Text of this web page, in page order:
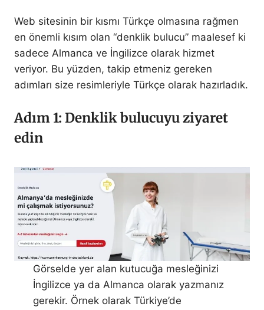
Web sitesinin bir kısmı Türkçe olmasına rağmen
en önemli kısım olan “denklik bulucu” maalesef ki
sadece Almanca ve İngilizce olarak hizmet
veriyor. Bu yüzden, takip etmeniz gereken
adımları size resimleriyle Türkçe olarak hazırladık.
Adım 1: Denklik bulucuyu ziyaret
edin
Görselde yer alan kutucuğa mesleğinizi
İngilizce ya da Almanca olarak yazmanız
gerekir. Örnek olarak Türkiye’de